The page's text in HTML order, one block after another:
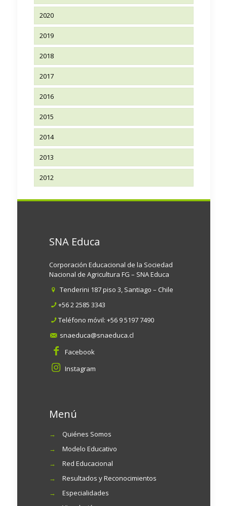
2020
2019
2018
2017
2016
2015
2014
2013
2012
SNA Educa
Corporación Educacional de la Sociedad
Nacional de Agricultura FG – SNA Educa
Tenderini 187 piso 3, Santiago – Chile
+56 2 2585 3343
Teléfono móvil: +56 9 5197 7490
snaeduca@snaeduca.cl
Facebook
Instagram
Menú
→
Quiénes Somos
→
Modelo Educativo
→
Red Educacional
→
Resultados y Reconocimientos
→
Especialidades